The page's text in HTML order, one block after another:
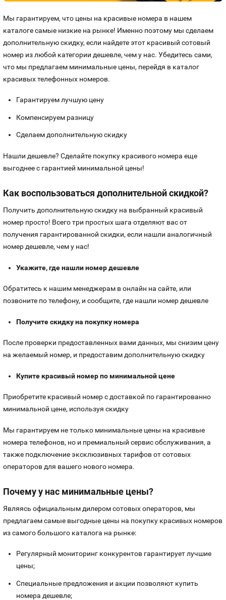
Контакты
Мы гарантируем, что цены на красивые номера в нашем
каталоге самые низкие на рынке! Именно поэтому мы сделаем
дополнительную скидку, если найдете этот красивый сотовый
номер из любой категории дешевле, чем у нас. Убедитесь сами,
что мы предлагаем минимальные цены, перейдя в каталог
красивых телефонных номеров.
Гарантируем лучшую цену
Компенсируем разницу
Сделаем дополнительную скидку
Нашли дешевле? Сделайте покупку красивого номера еще
выгоднее с гарантией минимальной цены!
Как воспользоваться дополнительной скидкой?
Получить дополнительную скидку на выбранный красивый
номер просто! Всего три простых шага отделяют вас от
получения гарантированной скидки, если нашли аналогичный
номер дешевле, чем у нас!
Укажите, где нашли номер дешевле
Обратитесь к нашим менеджерам в онлайн на сайте, или
позвоните по телефону, и сообщите, где нашли номер дешевле
Получите скидку на покупку номера
После проверки предоставленных вами данных, мы снизим цену
на желаемый номер, и предоставим дополнительную скидку
Купите красивый номер по минимальной цене
Приобретите красивый номер с доставкой по гарантированно
минимальной цене, используя скидку
Мы гарантируем не только минимальные цены на красивые
номера телефонов, но и премиальный сервис обслуживания, а
также подключение эксклюзивных тарифов от сотовых
операторов для вашего нового номера.
Почему у нас минимальные цены?
Являясь официальным дилером сотовых операторов, мы
предлагаем самые выгодные цены на покупку красивых номеров
из самого большого каталога на рынке:
Регулярный мониторинг конкурентов гарантирует лучшие
цены;
Специальные предложения и акции позволяют купить
номера дешевле;